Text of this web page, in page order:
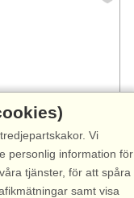
Vi
personlig information för
tjänster, för att spåra
samt visa